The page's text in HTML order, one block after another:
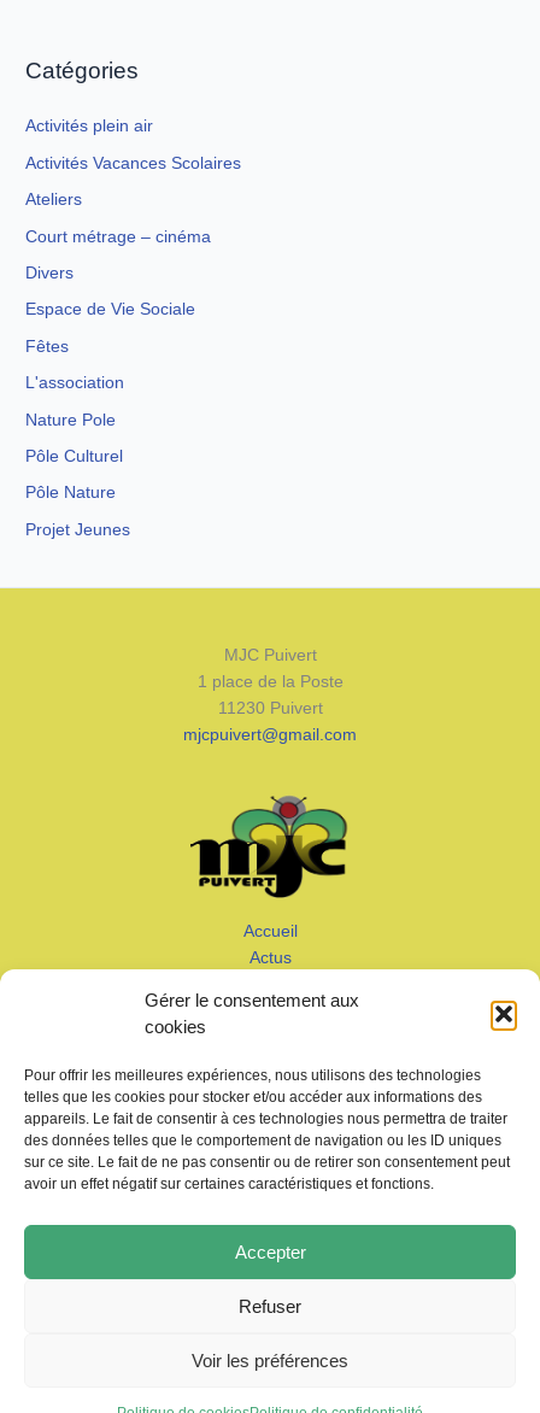
Gérer le consentement aux
cookies
Pour offrir les meilleures expériences, nous utilisons des technologies
telles que les cookies pour stocker et/ou accéder aux informations des
appareils. Le fait de consentir à ces technologies nous permettra de traiter
des données telles que le comportement de navigation ou les ID uniques
sur ce site. Le fait de ne pas consentir ou de retirer son consentement peut
avoir un effet négatif sur certaines caractéristiques et fonctions.
Accepter
Refuser
Voir les préférences
Catégories
Activités plein air
Activités Vacances Scolaires
Ateliers
Court métrage – cinéma
Divers
Espace de Vie Sociale
Fêtes
L'association
Nature Pole
Pôle Culturel
Pôle Nature
Projet Jeunes
MJC Puivert
1 place de la Poste
11230 Puivert
mjcpuivert@gmail.com
Accueil
Actus
Adhérer
Galeries – Vidéos
Mentions légales